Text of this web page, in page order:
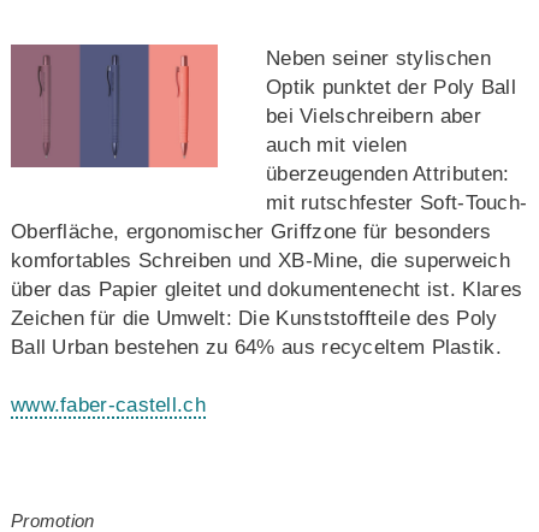
Neben seiner stylischen
Optik punktet der Poly Ball
bei Vielschreibern aber
auch mit vielen
überzeugenden Attributen:
mit rutschfester Soft-Touch-
Oberfläche, ergonomischer Griffzone für besonders
komfortables Schreiben und XB-Mine, die superweich
über das Papier gleitet und dokumentenecht ist. Klares
Zeichen für die Umwelt: Die Kunststoffteile des Poly
Ball Urban bestehen zu 64% aus recyceltem Plastik.
www.faber-castell.ch
Promotion